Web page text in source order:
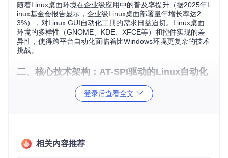
随着Linux桌面环境在企业级应用中的普及率提升（据2025年L
inux基金会报告显示，企业级Linux桌面部署量年增长率达2
3%），对Linux GUI自动化工具的需求日益迫切。Linux桌面
环境的多样性（GNOME、KDE、XFCE等）和控件实现的差
异性，使得跨平台自动化面临着比Windows环境更复杂的技术
挑战。
二、核心技术架构：AT-SPI驱动的Linux自动化
登录后查看全文
相关内容推荐